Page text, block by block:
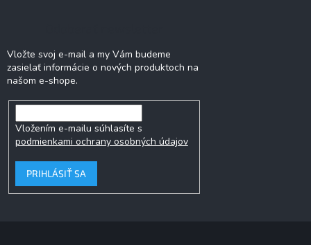
Vložte svoj e-mail a my Vám budeme
zasielať informácie o nových produktoch na
našom e-shope.
Vložením e-mailu súhlasíte s
podmienkami ochrany osobných údajov
PRIHLÁSIŤ SA